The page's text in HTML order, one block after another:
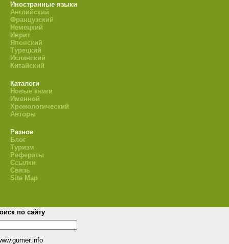
Иностранные языки
Английский
Французский
Немецкий
Иврит
Японский
Турецкий
Испанский
Китайский
Каталоги
Новые книги
Именной
Хронологический
Авторы
Разное
Блог
Туризм
Рефераты
Ссылки
Связь
Site Map
по сайту